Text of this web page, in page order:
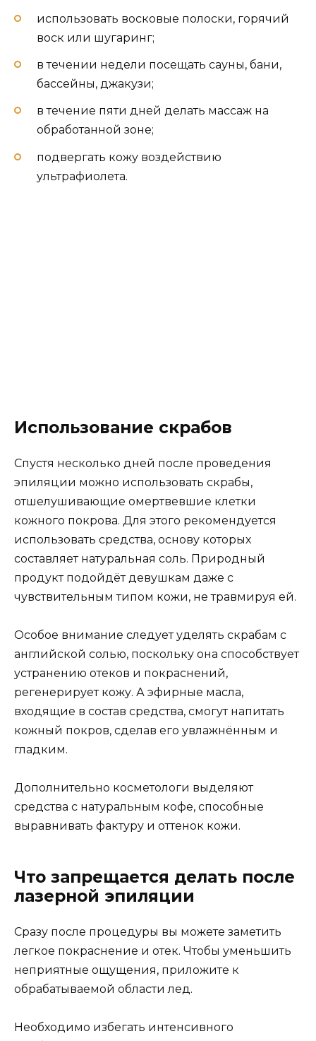
использовать восковые полоски, горячий
воск или шугаринг;
в течении недели посещать сауны, бани,
бассейны, джакузи;
в течение пяти дней делать массаж на
обработанной зоне;
подвергать кожу воздействию
ультрафиолета.
Использование скрабов
Спустя несколько дней после проведения
эпиляции можно использовать скрабы,
отшелушивающие омертвевшие клетки
кожного покрова. Для этого рекомендуется
использовать средства, основу которых
составляет натуральная соль. Природный
продукт подойдёт девушкам даже с
чувствительным типом кожи, не травмируя ей.
Особое внимание следует уделять скрабам с
английской солью, поскольку она способствует
устранению отеков и покраснений,
регенерирует кожу. А эфирные масла,
входящие в состав средства, смогут напитать
кожный покров, сделав его увлажнённым и
гладким.
Дополнительно косметологи выделяют
средства с натуральным кофе, способные
выравнивать фактуру и оттенок кожи.
Что запрещается делать после
лазерной эпиляции
Сразу после процедуры вы можете заметить
легкое покраснение и отек. Чтобы уменьшить
неприятные ощущения, приложите к
обрабатываемой области лед.
Необходимо избегать интенсивного